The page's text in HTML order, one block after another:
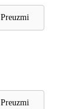
Preuzmi
Preuzmi